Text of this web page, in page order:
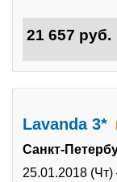
Отзывы
21 657 руб.
Lavanda 3*
Санкт-
25.01.2018 (Чт)